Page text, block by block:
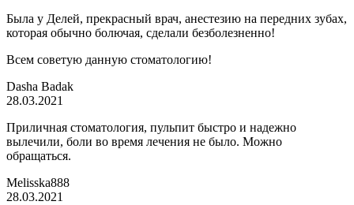
Была у Делей, прекрасный врач, анестезию на передних зубах,
которая обычно болючая, сделали безболезненно!
Всем советую данную стоматологию!
Dasha Badak
28.03.2021
Приличная стоматология, пульпит быстро и надежно
вылечили, боли во время лечения не было. Можно
обращаться.
Melisska888
28.03.2021